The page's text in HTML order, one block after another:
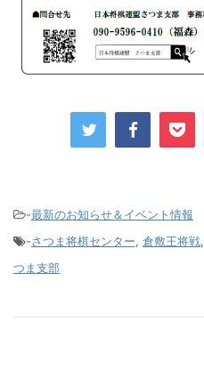
-最新のお知らせ＆イベント情報
-さつま将棋センター, 倉敷王将戦,
つま支部